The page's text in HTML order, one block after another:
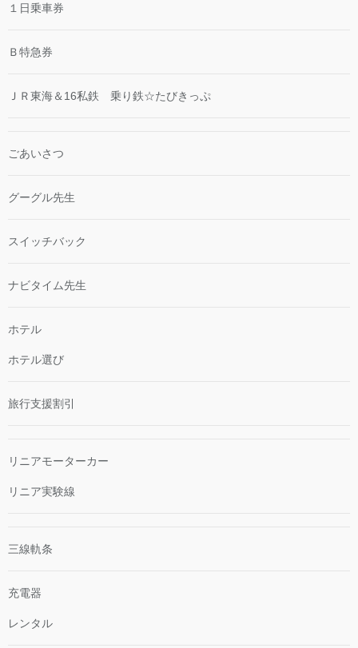
１日乗車券
Ｂ特急券
ＪＲ東海＆16私鉄 乗り鉄☆たびきっぷ
ごあいさつ
グーグル先生
スイッチバック
ナビタイム先生
ホテル
ホテル選び
旅行支援割引
リニアモーターカー
リニア実験線
三線軌条
充電器
レンタル